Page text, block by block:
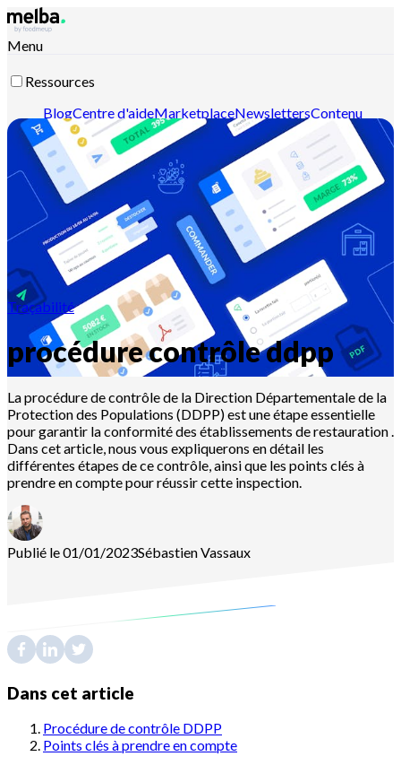
Menu
Ressources
BlogCentre d'aideMarketplaceNewslettersContenu
intelligentDocumentation APIDocumentation MCP
Contactez-nousDécouvrir melba
Traçabilité
procédure contrôle ddpp
La procédure de contrôle de la Direction Départementale de la
Protection des Populations (DDPP) est une étape essentielle
pour garantir la conformité des établissements de restauration .
Dans cet article, nous vous expliquerons en détail les
différentes étapes de ce contrôle, ainsi que les points clés à
prendre en compte pour réussir cette inspection.
Publié le 01/01/2023SébastienVassaux
Dans cet article
Procédure de contrôle DDPP
Points clés à prendre en compte